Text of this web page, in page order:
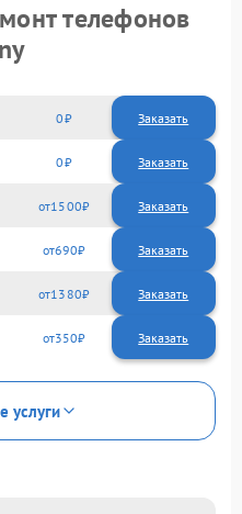
телефонов
0 Заказать
0 Заказать
1500
690
1380
350
услуги